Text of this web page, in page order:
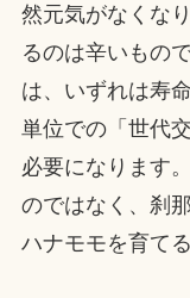
然元気がなくな
るのは辛いもの
は、いずれは寿
単位での「世代
必要になります
のではなく、刹
ハナモモを育て